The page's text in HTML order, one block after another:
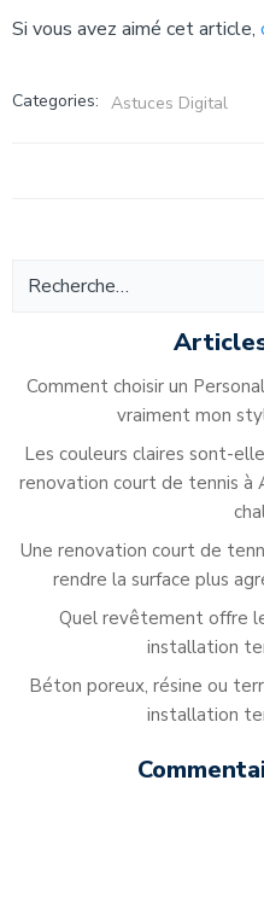
Si vous avez aimé cet article,
Categories: Astuces Digital
Comment choisir un
vraiment mon
Les couleurs claires sont-
renovation court de tennis à
Une renovation court de
rendre la surface plus
Quel revêtement offre
installation
Béton poreux, résine ou
installation